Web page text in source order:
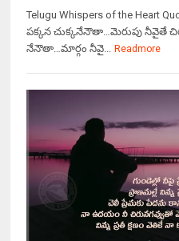
Telugu Whispers of the Heart
పక్కన చుక్కనేనౌతా…మెరుపు నీవైతే
నేనౌతా…మార్గం నీవై... Readmore